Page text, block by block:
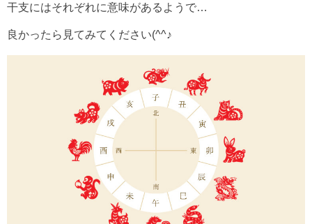
干支にはそれぞれに意味があるようで…
良かったら見てみてください(^^♪